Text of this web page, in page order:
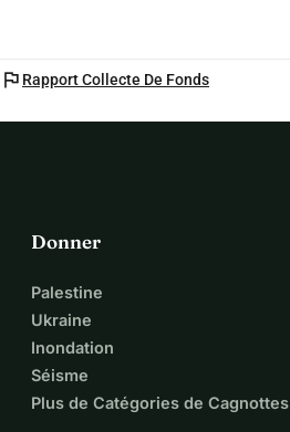
flag Rapport Collecte De Fonds
Donner
Palestine
Ukraine
Inondation
Séisme
Plus de Catégories de Cagnottes